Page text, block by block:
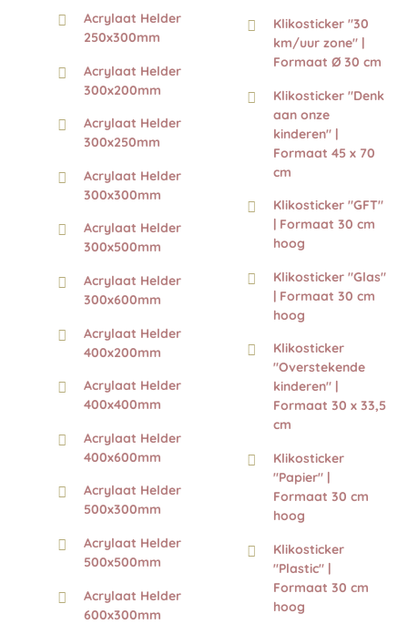
Acrylaat Helder
250x300mm
Acrylaat Helder
300x200mm
Acrylaat Helder
300x250mm
Acrylaat Helder
300x300mm
Acrylaat Helder
300x500mm
Acrylaat Helder
300x600mm
Acrylaat Helder
400x200mm
Acrylaat Helder
400x400mm
Acrylaat Helder
400x600mm
Acrylaat Helder
500x300mm
Acrylaat Helder
500x500mm
Acrylaat Helder
600x300mm
Klikosticker "30
km/uur zone" |
Formaat Ø 30 cm
Klikosticker "Denk
aan onze
kinderen" |
Formaat 45 x 70
cm
Klikosticker "GFT"
| Formaat 30 cm
hoog
Klikosticker "Glas"
| Formaat 30 cm
hoog
Klikosticker
"Overstekende
kinderen" |
Formaat 30 x 33,5
cm
Klikosticker
"Papier" |
Formaat 30 cm
hoog
Klikosticker
"Plastic" |
Formaat 30 cm
hoog